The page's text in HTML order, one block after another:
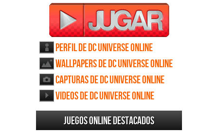
Perfil de DC Universe Online
Wallpapers de DC Universe Online
Capturas de DC Universe Online
Videos de DC Universe Online
Juegos online destacados